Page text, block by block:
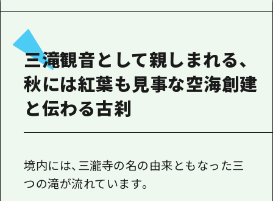
ボランティアガイド
ガイドブック
広島県の魅力を動画でご紹介！
よくあるご質問
フォトダウンロード
関連リンク
三滝観音として親しまれる、
秋には紅葉も見事な空海創建
と伝わる古刹
境内には、三瀧寺の名の由来ともなった三
つの滝が流れています。